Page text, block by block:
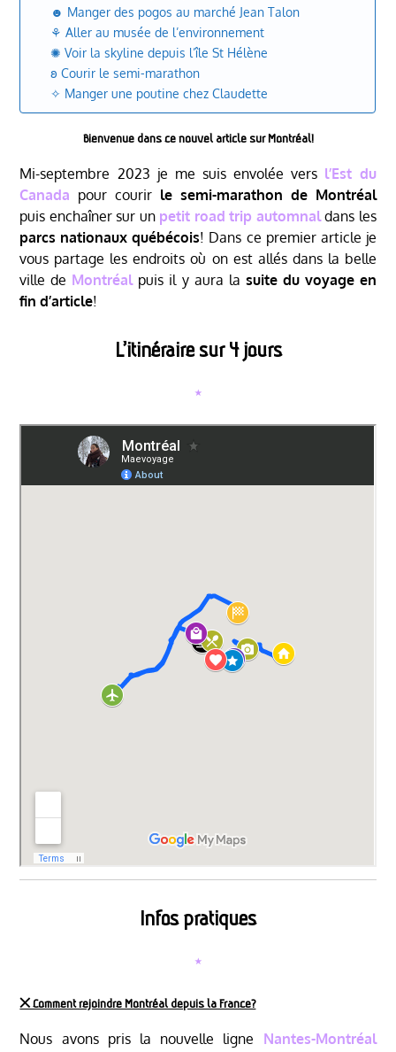
☻ Manger des pogos au marché Jean Talon
⚘ Aller au musée de l’environnement
✺ Voir la skyline depuis l’île St Hélène
𐐪 Courir le semi-marathon
✧ Manger une poutine chez Claudette
Bienvenue dans ce nouvel article sur Montréal!
Mi-septembre 2023 je me suis envolée vers l’Est du
Canada pour courir le semi-marathon de Montréal
puis enchaîner sur un petit road trip automnaldans les
parcs nationaux québécois! Dans ce premier article je
vous partage les endroits où on est allés dans la belle
ville de Montréalpuis il y aura la suite du voyage en
fin d’article!
L’itinéraire sur 4 jours
⋆
Infos pratiques
⋆
྾ Comment rejoindre Montréal depuis la France?
Nous avons pris la nouvelle ligne Nantes-Montréal